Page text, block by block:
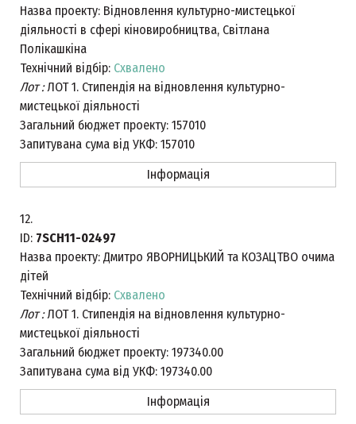
Назва проекту: Відновлення культурно-мистецької
діяльності в сфері кіновиробництва, Світлана
Полікашкіна
Технічний відбір: Схвалено
Лот :ЛОТ 1. Стипендія на відновлення культурно-
мистецької діяльності
Загальний бюджет проекту: 157010
Запитувана сума від УКФ: 157010
Інформація
12.
ID: 7SCH11-02497
Назва проекту: Дмитро ЯВОРНИЦЬКИЙ та КОЗАЦТВО очима
дітей
Технічний відбір: Схвалено
Лот :ЛОТ 1. Стипендія на відновлення культурно-
мистецької діяльності
Загальний бюджет проекту: 197340.00
Запитувана сума від УКФ: 197340.00
Інформація